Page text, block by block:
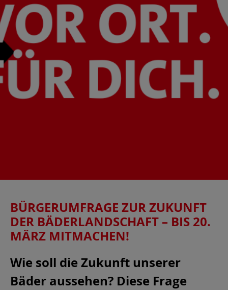
BÜRGERUMFRAGE ZUR ZUKUNFT
DER BÄDERLANDSCHAFT – BIS 20.
MÄRZ MITMACHEN!
Wie soll die Zukunft unserer
Bäder aussehen? Diese Frage